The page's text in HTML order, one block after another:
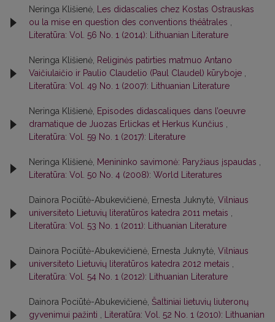
Neringa Klišienė,
Les didascalies chez Kostas Ostrauskas
ou la mise en question des conventions théâtrales
Literatūra: Vol. 56 No. 1 (2014): Lithuanian Literature
Neringa Klišienė, Religinės patirties matmuo Antano
Vaičiulaičio ir Paulio Claudelio (Paul Claudel) kūryboje
Literatūra: Vol. 49 No. 1 (2007): Lithuanian Literature
Neringa Klišienė, Episodes didascaliques dans l’oeuvre
dramatique de Juozas Erlickas et Herkus Kunčius
Literatūra: Vol. 59 No. 1 (2017): Literature
Neringa Klišienė, Menininko savimonė: Paryžiaus įspaudas
Literatūra: Vol. 50 No. 4 (2008): World Literatures
Dainora Pociūtė-Abukevičienė, Ernesta Juknytė, Vilniaus
universiteto Lietuvių literatūros katedra 2011 metais
Literatūra: Vol. 53 No. 1 (2011): Lithuanian Literature
Dainora Pociūtė-Abukevičienė, Ernesta Juknytė, Vilniaus
universiteto Lietuvių literatūros katedra 2012 metais
Literatūra: Vol. 54 No. 1 (2012): Lithuanian Literature
Dainora Pociūtė-Abukevičienė, Šaltiniai lietuvių liuteronų
gyvenimui pažinti
Literatūra: Vol. 52 No. 1 (2010): Lithuanian